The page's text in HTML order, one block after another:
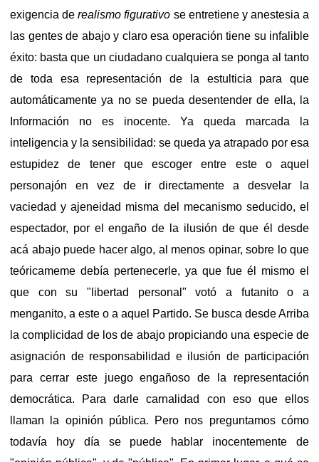
exigencia derealismo figurativo se entretiene y anestesia a
las gentes de abajo y claro esa operación tiene su infalible
éxito: basta que un ciudadano cualquiera se ponga al tanto
de toda esa representación de la estulticia para que
automáticamente ya no se pueda desentender de ella, la
Información no es inocente. Ya queda marcada la
inteligencia y la sensibilidad: se queda ya atrapado por esa
estupidez de tener que escoger entre este o aquel
personajón en vez de ir directamente a desvelar la
vaciedad y ajeneidad misma del mecanismo seducido, el
espectador, por el engaño de la ilusión de que él desde
acá abajo puede hacer algo, al menos opinar, sobre lo que
teóricameme debía pertenecerle, ya que fue él mismo el
que con su "libertad personal" votó a futanito o a
menganito, a este o a aquel Partido. Se busca desde Arriba
la complicidad de los de abajo propiciando una especie de
asignación de responsabilidad e ilusión de participación
para cerrar este juego engañoso de la representación
democrática. Para darle carnalidad con eso que ellos
llaman la opinión pública. Pero nos preguntamos cómo
todavía hoy día se puede hablar inocentemente de